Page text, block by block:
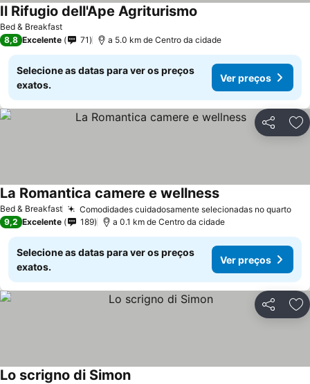
Bed & Breakfast
Il Rifugio dell'Ape Agriturismo
8,8 Excelente 71 a 5.0 km de Centro da cidade
Selecione as datas para ver os preços
exatos.
Ver preços
Partilhar
Bed & Breakfast Comodidades cuidadosamente selecionadas no quarto
La Romantica camere e wellness
9,2 Excelente 189 a 0.1 km de Centro da cidade
Selecione as datas para ver os preços
exatos.
Ver preços
Partilhar
Lo scrigno di Simon